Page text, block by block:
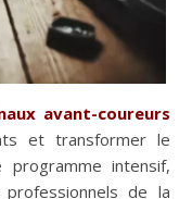
avant-coureurs
et transformer le
programme intensif,
de la